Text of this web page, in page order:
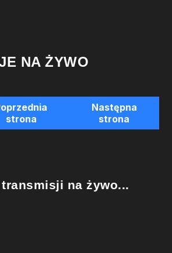
NA ŻYWO
strona
Następna
strona
transmisji na żywo...